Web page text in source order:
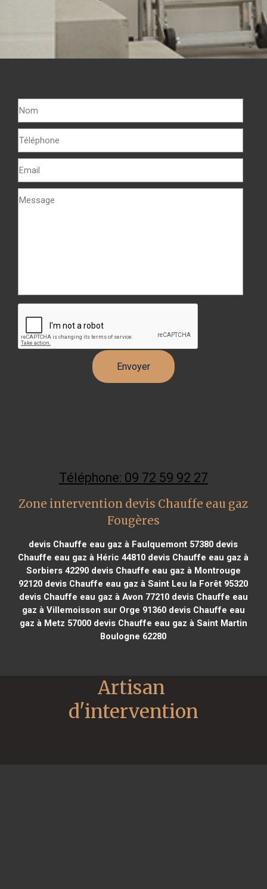
Téléphone: 09 72 59 92 27
Zone intervention devis Chauffe eau gaz
Fougères
devis Chauffe eau gaz à Faulquemont 57380 devis
Chauffe eau gaz à Héric 44810 devis Chauffe eau gaz à
Sorbiers 42290devis Chauffe eau gaz à Montrouge
92120 devis Chauffe eau gaz à Saint Leu la Forêt 95320
devis Chauffe eau gaz à Avon 77210devis Chauffe eau
gaz à Villemoisson sur Orge 91360devis Chauffe eau
gaz à Metz 57000devis Chauffe eau gaz à Saint Martin
Boulogne 62280
Artisan
d'intervention